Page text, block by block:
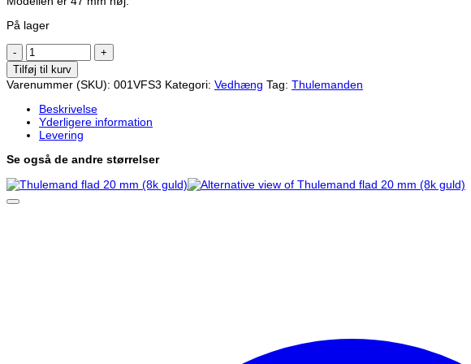
På lager
Thulemand
flad
47
mm
guld)
antal
Tilføj til kurv
Varenummer (SKU): 001VFS3 Kategori: Vedhæng Tag: Thulemanden
Beskrivelse
Yderligere information
Levering
Se også de andre størrelser